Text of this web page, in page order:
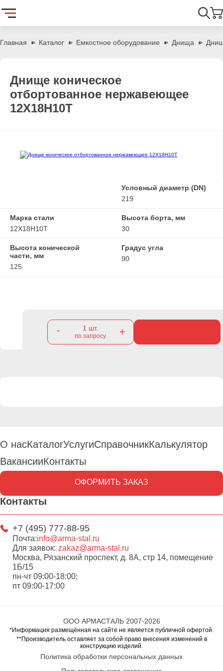
Главная
Каталог Емкостное оборудование Днища
Днище коническое
отбортованное нержавеющее
12Х18Н10Т
Условный диаметр (DN)
219
Марка стали
12Х18Н10Т
Высота борта, мм
30
Высота конической
части, мм
125
Градус угла
90
- 1 шт.
по запросу +
О насКаталогУслугиСправочникКалькулятор
ВакансииКонтакты
ОФОРМИТЬ ЗАКАЗ
Контакты
+7 (495) 777-88-95
Почта:info@arma-stal.ru
Для заявок: zakaz@arma-stal.ru
Москва, Рязанский проспект, д. 8А, стр 14, помещение
1Б/15
пн-чт 09:00-18:00;
пт 09:00-17:00
ООО АРМАСТАЛЬ 2007-2026
*Информация размещённая на сайте не является публичной офертой.
**Производитель оставляет за собой право внесения изменений в
конструкцию изделий.
Политика обработки персональных данных